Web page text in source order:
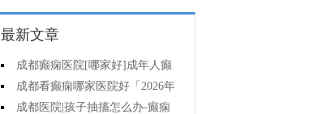
最新文章
成都癫痫医院[哪家好]成年人癫
痫的护理要做到哪些?
成都看癫痫哪家医院好「2026年
度公布」癫痫是遗传的吗?
成都医院|孩子抽搐怎么办-癫痫